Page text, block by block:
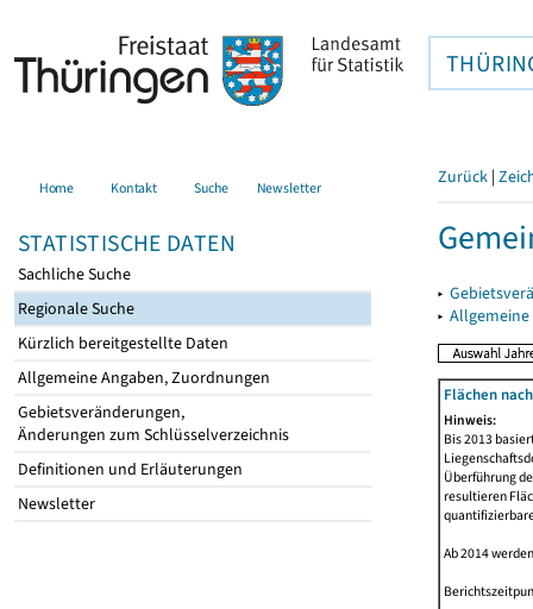
Home Kontakt Suche Newsletter
STATISTISCHE DATEN
Sachliche Suche
Regionale Suche
Kürzlich bereitgestellte Daten
Allgemeine Angaben, Zuordnungen
Gebietsveränderungen,
Änderungen zum Schlüsselverzeichnis
Definitionen und Erläuterungen
Newsletter
Zurück |
▸
▸
Flächen
Hinweis:
Bis 2013
Überführung
resultieren
Ab 2014